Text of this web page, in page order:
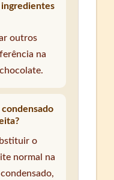
outros
na
o
normal na